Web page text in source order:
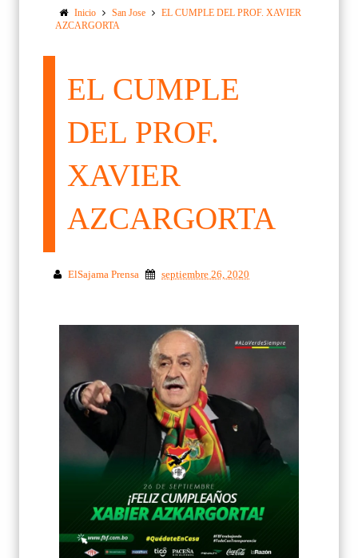
Inicio San Jose
EL CUMPLE DEL PROF. XAVIER
AZCARGORTA
EL CUMPLE
DEL PROF.
XAVIER
AZCARGORTA
ElSajama Prensa septiembre 26, 2020